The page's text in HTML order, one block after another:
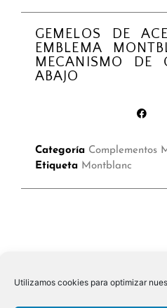
Utilizamos cookies para optimizar
GEMELOS DE
EMBLEMA
MECANISMO DE
ABAJO
Categoría Complementos
Etiqueta Montblanc